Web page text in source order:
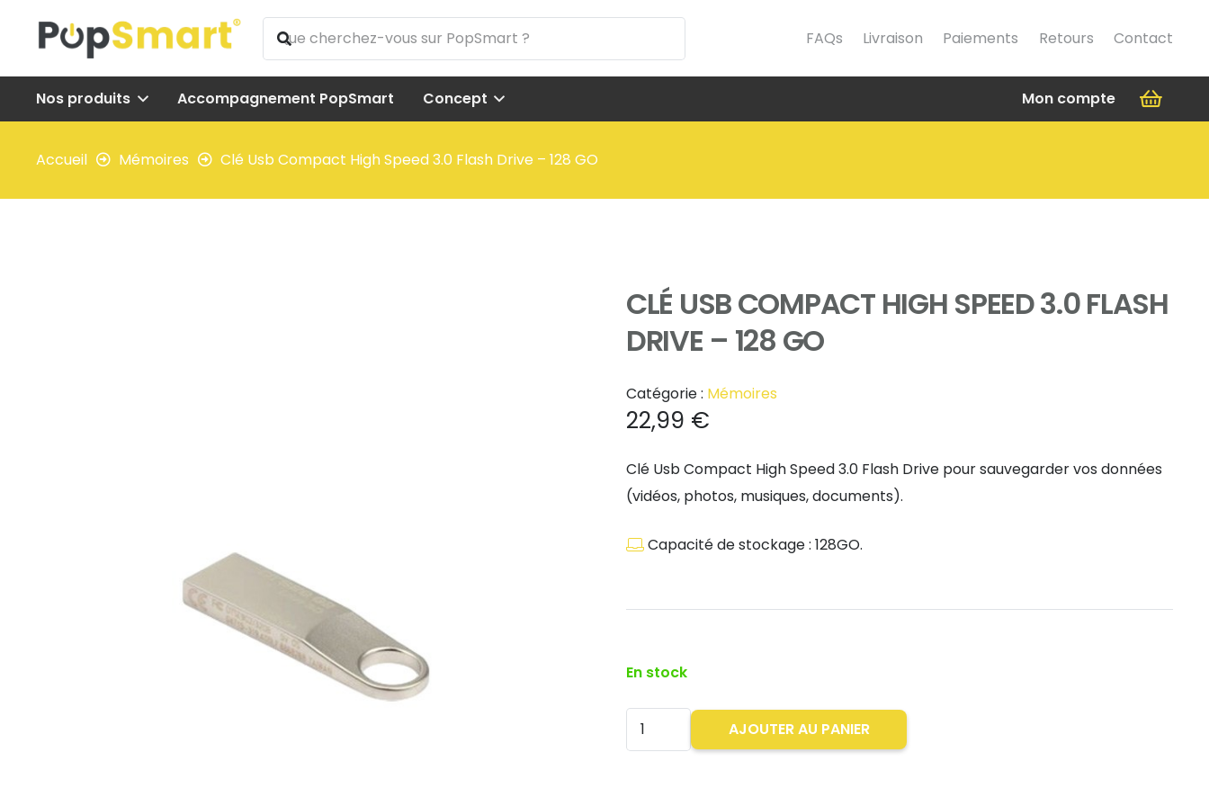
FAQs Livraison Paiements Retours Contact
Nos produits Accompagnement PopSmart Concept Mon compte
Accueil Mémoires Clé Usb Compact High Speed 3.0 Flash Drive – 128 GO
CLÉ USB COMPACT HIGH SPEED 3.0 FLASH
DRIVE – 128 GO
Catégorie : Mémoires
22,99 €
Clé Usb Compact High Speed 3.0 Flash Drive pour sauvegarder vos données
(vidéos, photos, musiques, documents).
Capacité de stockage : 128GO.
En stock
quantité
de
AJOUTER AU PANIER